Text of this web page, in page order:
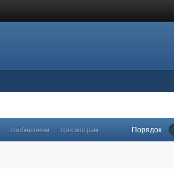
сообщениям просмотрам Порядок